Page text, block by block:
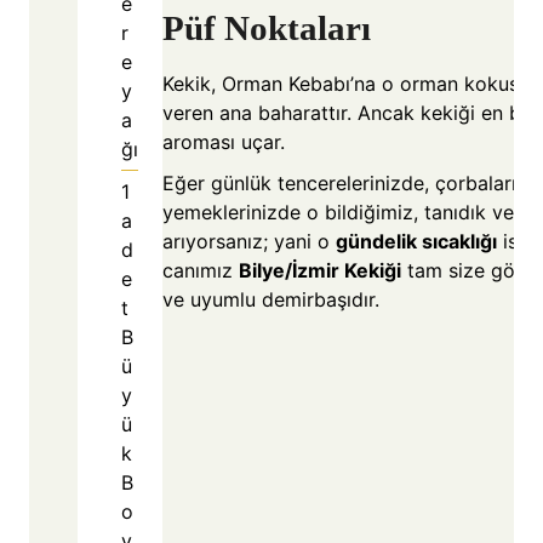
r
e
y
a
ğı
1
a
d
e
t
B
ü
y
ü
k
B
o
Püf Noktaları
Kekik, Orman Kebabı’na o orman
veren ana baharattır. Ancak kekiği en
aroması uçar.
Eğer günlük tencerelerinizde,
yemeklerinizde o bildiğimiz, tanıdık ve
arıyorsanız; yani o gündelik sıcaklığı
canımız Bilye/İzmir Kekiği tam size göre.
ve uyumlu demirbaşıdır.